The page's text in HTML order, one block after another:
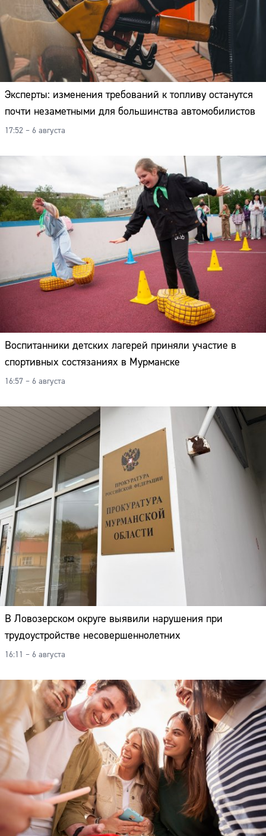
Эксперты: изменения требований к топливу останутся
почти незаметными для большинства автомобилистов
17:52 – 6 августа
Воспитанники детских лагерей приняли участие в
спортивных состязаниях в Мурманске
16:57 – 6 августа
В Ловозерском округе выявили нарушения при
трудоустройстве несовершеннолетних
16:11 – 6 августа